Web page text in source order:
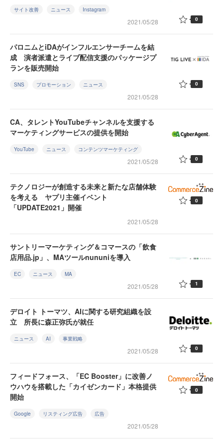
サイト改善 ニュース Instagram
2021/05/28 0
パロニムとiDAがインフルエンサーチームを結
成 演者派遣とライブ配信支援のパッケージプ
ランを販売開始
SNS プロモーション ニュース
2021/05/28
0
CA、タレントYouTubeチャンネルを支援する
マーケティングサービスの提供を開始
YouTube ニュース コンテンツマーケティング
2021/05/28 0
テクノロジーが創造する未来と新たな店舗体験
を考える ヤプリ主催イベント
「UPDATE2021」開催
2021/05/28
0
サントリーマーケティング＆コマースの「飲食
店用品.jp」、MAツールnununiを導入
EC ニュース MA
2021/05/28 1
デロイト トーマツ、AIに関する研究組織を設
立 所長に森正弥氏が就任
ニュース AI 事業戦略
2021/05/28 0
フィードフォース、「EC Booster」に改善ノ
ウハウを搭載した「カイゼンカード」本格提供
開始
Google リスティング広告 広告
2021/05/28
0